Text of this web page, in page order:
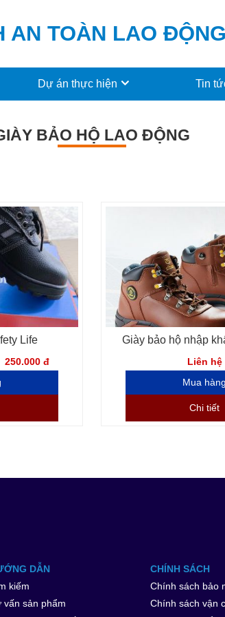
AN TOÀN LAO ĐỘNG
Dự án thực hiện Tin
BẢO HỘ LAO ĐỘNG
Life
250.000 đ
Giày bảo hộ nhập
Liên hệ
Chi tiết
DẪN
kiếm
vấn sản phẩm
CHÍNH SÁCH
Chính sách bảo
Chính sách vận